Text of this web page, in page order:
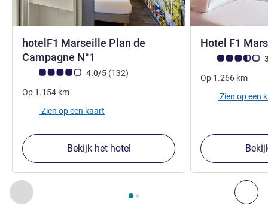
Vorige - Onze andere etablissementen in de buurt
Pagina , Onze andere etablissementen in de buurt 1
hotelF1 Marseille Plan de
Campagne N°1
Avis-klantbeoordeling (ALL beoordeling)
4.0/5 (132beoordelingen
)
Op 1.154 km
Zien op een kaart
Bekijk het hotel
Hotel F1
Avis-
Op 1.266 km
Zien op een